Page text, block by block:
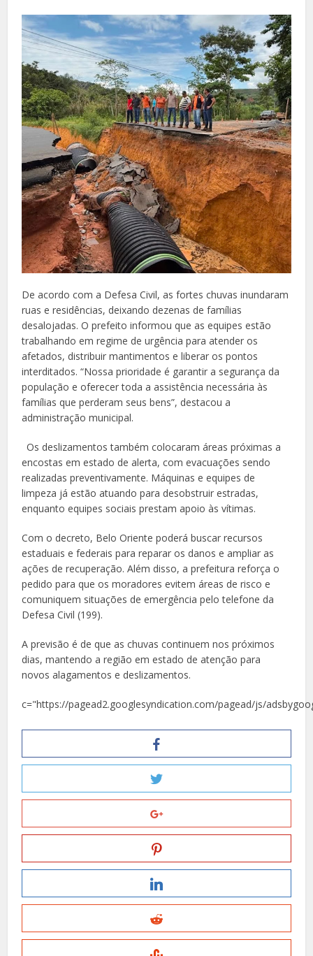
De acordo com a Defesa Civil, as fortes chuvas inundaram
ruas e residências, deixando dezenas de famílias
desalojadas. O prefeito informou que as equipes estão
trabalhando em regime de urgência para atender os
afetados, distribuir mantimentos e liberar os pontos
interditados. “Nossa prioridade é garantir a segurança da
população e oferecer toda a assistência necessária às
famílias que perderam seus bens”, destacou a
administração municipal.
Os deslizamentos também colocaram áreas próximas a
encostas em estado de alerta, com evacuações sendo
realizadas preventivamente. Máquinas e equipes de
limpeza já estão atuando para desobstruir estradas,
enquanto equipes sociais prestam apoio às vítimas.
Com o decreto, Belo Oriente poderá buscar recursos
estaduais e federais para reparar os danos e ampliar as
ações de recuperação. Além disso, a prefeitura reforça o
pedido para que os moradores evitem áreas de risco e
comuniquem situações de emergência pelo telefone da
Defesa Civil (199).
A previsão é de que as chuvas continuem nos próximos
dias, mantendo a região em estado de atenção para
novos alagamentos e deslizamentos.
c="https://pagead2.googlesyndication.com/pagead/js/